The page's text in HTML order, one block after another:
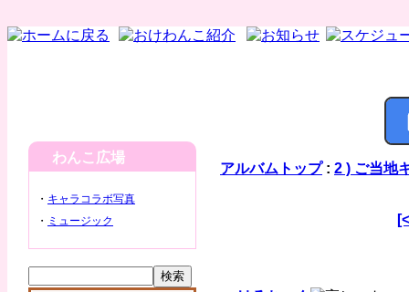
わんこ広場
・ キャラコラボ写真
・ ミュージック
アルバムトップ: 2 ) ご当地